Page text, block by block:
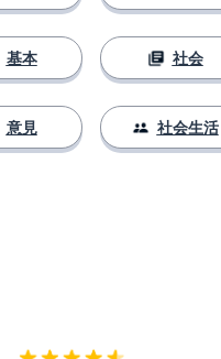
基本
意見
社会
社会生活